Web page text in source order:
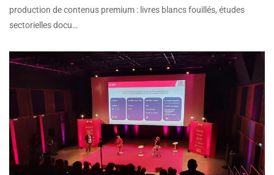
production de contenus premium : livres blancs fouillés, études
sectorielles docu…